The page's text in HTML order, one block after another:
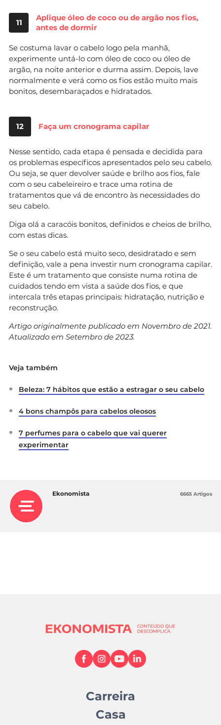
11
Aplique óleo de coco ou de argão nos fios,
antes de dormir
Se costuma lavar o cabelo logo pela manhã,
experimente untá-lo com óleo de coco ou óleo de
argão, na noite anterior e durma assim. Depois, lave
normalmente e verá como os fios estão muito mais
bonitos, desembaraçados e hidratados.
12 Faça um cronograma capilar
Nesse sentido, cada etapa é pensada e decidida para
os problemas específicos apresentados pelo seu cabelo.
Ou seja, se quer devolver saúde e brilho aos fios, fale
com o seu cabeleireiro e trace uma rotina de
tratamentos que vá de encontro às necessidades do
seu cabelo.
Diga olá a caracóis bonitos, definidos e cheios de brilho,
com estas dicas.
Se o seu cabelo está muito seco, desidratado e sem
definição, vale a pena investir num cronograma capilar.
Este é um tratamento que consiste numa rotina de
cuidados tendo em vista a saúde dos fios, e que
intercala três etapas principais: hidratação, nutrição e
reconstrução.
Artigo originalmente publicado em Novembro de 2021.
Atualizado em Setembro de 2023.
Veja também
Beleza: 7 hábitos que estão a estragar o seu cabelo
4 bons champôs para cabelos oleosos
7 perfumes para o cabelo que vai querer
experimentar
Ekonomista 6665 Artigos
Carreira
Casa